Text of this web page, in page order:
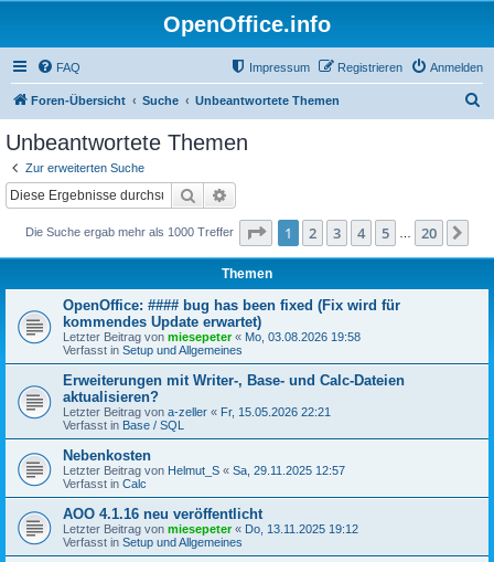
OpenOffice.info
FAQ Anmelden
Registrieren
Impressum
Foren-Übersicht Suche Unbeantwortete Themen
Unbeantwortete Themen
Zur erweiterten Suche
Suche
Die Suche ergab mehr als 1000 Treffer Seite 1von 20
1 2 3 4 5 20
Themen
OpenOffice: #### bug has been fixed (Fix wird für
kommendes Update erwartet)
Letzter Beitrag von miesepeter« Mo, 03.08.2026 19:58
Verfasst in Setup und Allgemeines
Erweiterungen mit Writer-, Base- und Calc-Dateien
aktualisieren?
Letzter Beitrag von a-zeller « Fr, 15.05.2026 22:21
Verfasst in Base / SQL
Nebenkosten
Letzter Beitrag von Helmut_S « Sa, 29.11.2025 12:57
Verfasst in Calc
AOO 4.1.16 neu veröffentlicht
Letzter Beitrag von miesepeter« Do, 13.11.2025 19:12
Verfasst in Setup und Allgemeines